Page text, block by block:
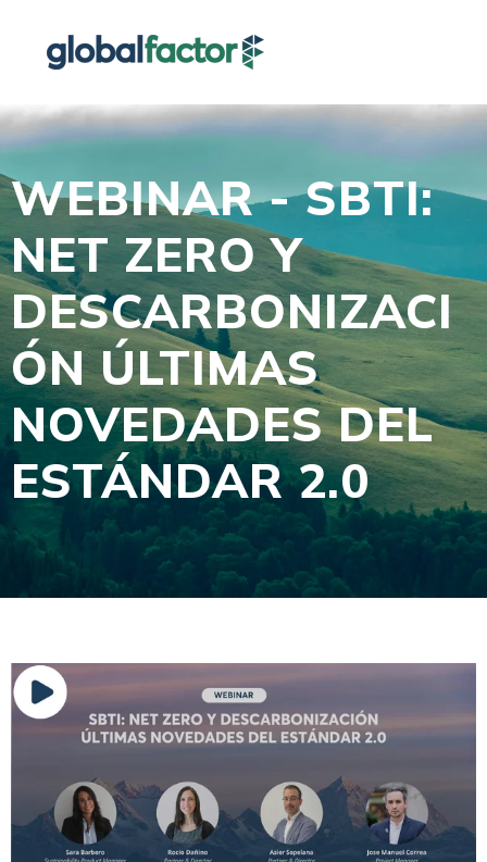
WEBINAR - SBTI:
NET ZERO Y
DESCARBONIZACI
ÓN ÚLTIMAS
NOVEDADES DEL
ESTÁNDAR 2.0